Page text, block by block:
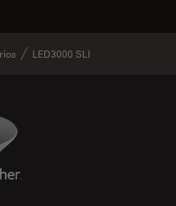
LED3000 SLI
Logo